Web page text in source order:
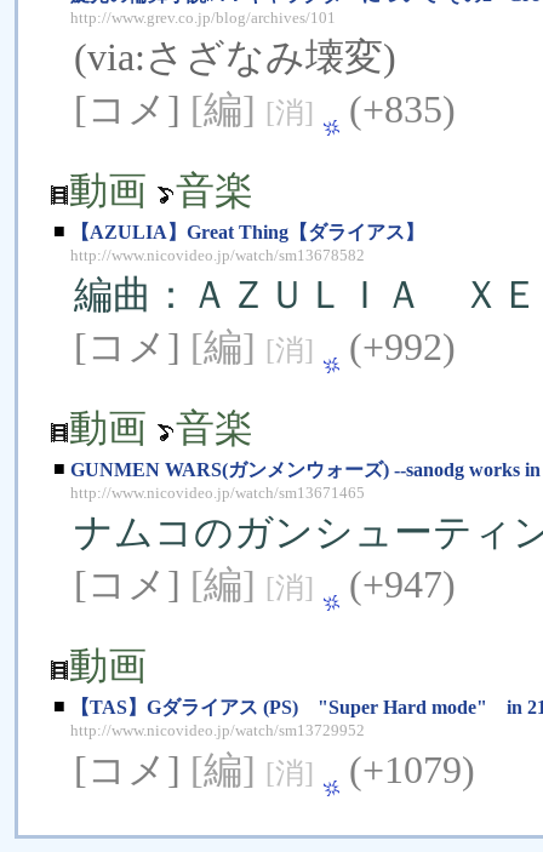
http://www.grev.co.jp/blog/archives/101
(via:さざなみ壊変)
[コメ] [編] [消]
(+835)
動画
音楽
■ 【AZULIA】Great Thing【ダライアス】
http://www.nicovideo.jp/watch/sm13678582
編曲：ＡＺＵＬＩＡ ＸＥ
[コメ] [編] [消]
(+992)
動画
音楽
■ GUNMEN WARS(ガンメンウォーズ) --sanodg works in
http://www.nicovideo.jp/watch/sm13671465
ナムコのガンシューティ
[コメ] [編] [消]
(+947)
動画
■ 【TAS】Gダライアス (PS) "Super Hard mode" in
http://www.nicovideo.jp/watch/sm13729952
[コメ] [編] [消] (+1079)